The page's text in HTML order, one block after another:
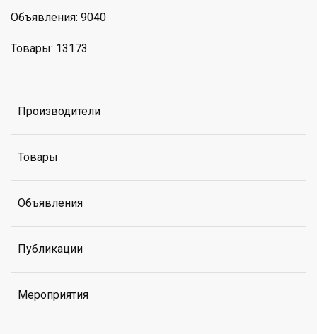
Объявления: 9040
Товары: 13173
Производители
Товары
Объявления
Публикации
Мероприятия